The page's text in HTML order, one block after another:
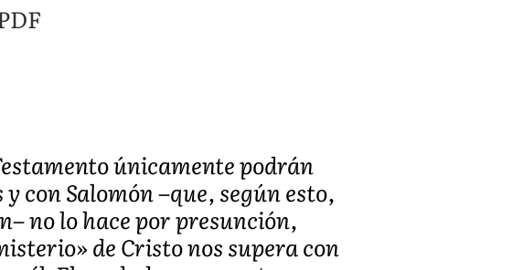
únicamente podrán
con Salomón –que, según esto,
no lo hace por presunción,
de Cristo nos supera con